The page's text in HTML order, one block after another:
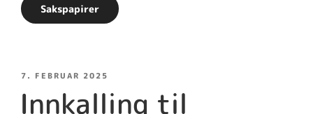
Sakspapirer
PUBLISERT
7. FEBRUAR 2025
Innkalling til